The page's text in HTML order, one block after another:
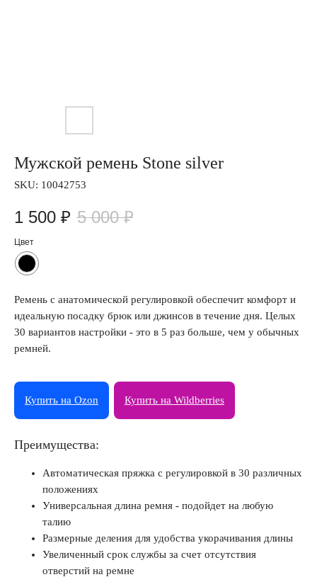
Мужской ремень Stone silver
SKU: 10042753
1 500 ₽ 5 000 ₽
Цвет
Ремень с анатомической регулировкой обеспечит комфорт и
идеальную посадку брюк или джинсов в течение дня. Целых
30 вариантов настройки - это в 5 раз больше, чем у обычных
ремней.
Купить на Ozon Купить на Wildberries
Преимущества:
Автоматическая пряжка с регулировкой в 30 различных
положениях
Универсальная длина ремня - подойдет на любую
талию
Размерные деления для удобства укорачивания длины
Увеличенный срок службы за счет отсутствия
отверстий на ремне